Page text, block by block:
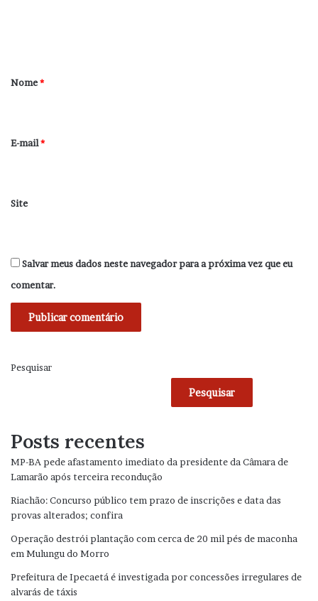
r
*
Nome*
E-mail*
Site
Salvar meus dados neste navegador para a próxima vez que eu
comentar.
Pesquisar
Pesquisar
Posts recentes
MP-BA pede afastamento imediato da presidente da Câmara de
Lamarão após terceira recondução
Riachão: Concurso público tem prazo de inscrições e data das
provas alterados; confira
Operação destrói plantação com cerca de 20 mil pés de maconha
em Mulungu do Morro
Prefeitura de Ipecaetá é investigada por concessões irregulares de
alvarás de táxis